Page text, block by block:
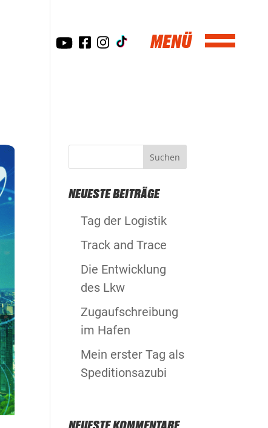
NEUESTE BEITRÄGE
Tag der Logistik
Track and Trace
Die Entwicklung
des Lkw
Zugaufschreibung
im Hafen
Mein erster Tag als
Speditionsazubi
NEUESTE KOMMENTARE